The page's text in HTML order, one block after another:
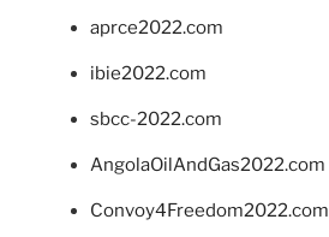
aprce2022.com
ibie2022.com
sbcc-2022.com
AngolaOilAndGas2022.com
Convoy4Freedom2022.com